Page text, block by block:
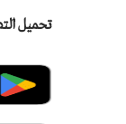
تحميل